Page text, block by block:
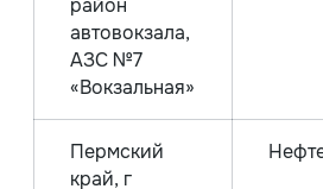
район
автовокзала,
АЗС №7
«Вокзальная»
Пермский
край, г